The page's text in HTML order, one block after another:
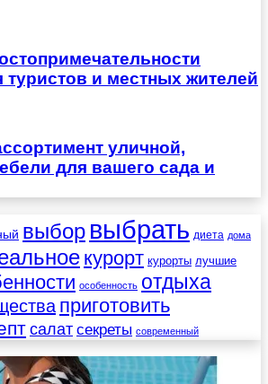
туристов и местных жителей
уличной,
для вашего сада и
выбор выбрать диета дома
курорт курорты лучшие
особенность отдыха
приготовить
салат секреты современный